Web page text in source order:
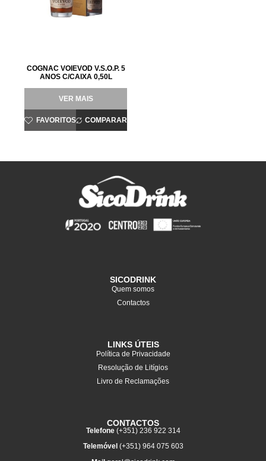
COGNAC VOIEVOD V.S.O.P. 5
ANOS C/CAIXA 0,50L
VER MAIS
FAVORITOS COMPARAR
SICODRINK
Quem somos
Contactos
LINKS ÚTEIS
Política de Privacidade
Resolução de Litígios
Livro de Reclamações
CONTACTOS
Telefone(+351) 236 922 314
Telemóvel (+351) 964 075 603